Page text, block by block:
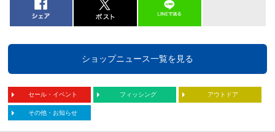
ショップニュース一覧を見る
セール・イベント フィッシング アウトドア
その他・お知らせ